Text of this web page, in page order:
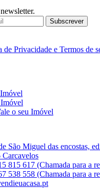
Subscrever
de Privacidade e Termos de
o seu Imóvel
São Miguel das encostas,
Carcavelos
815 617 (Chamada para a
538 558 (Chamada para a